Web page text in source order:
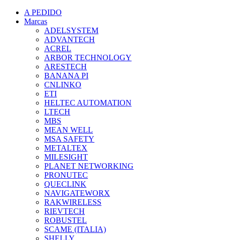
A PEDIDO
Marcas
ADELSYSTEM
ADVANTECH
ACREL
ARBOR TECHNOLOGY
ARESTECH
BANANA PI
CNLINKO
ETI
HELTEC AUTOMATION
LTECH
MBS
MEAN WELL
MSA SAFETY
METALTEX
MILESIGHT
PLANET NETWORKING
PRONUTEC
QUECLINK
NAVIGATEWORX
RAKWIRELESS
RIEVTECH
ROBUSTEL
SCAME (ITALIA)
SHELLY